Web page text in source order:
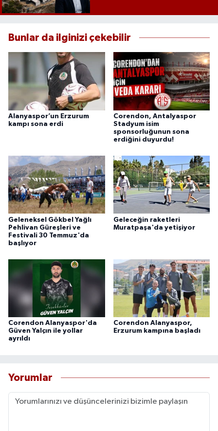
Bunlar da ilginizi çekebilir
Alanyaspor’un Erzurum
kampı sona erdi
Corendon, Antalyaspor
Stadyum isim
sponsorluğunun sona
erdiğini duyurdu!
Geleneksel Gökbel Yağlı
Pehlivan Güreşleri ve
Festivali 30 Temmuz'da
başlıyor
Geleceğin raketleri
Muratpaşa'da yetişiyor
Corendon Alanyaspor'da
Güven Yalçın ile yollar
ayrıldı
Corendon Alanyaspor,
Erzurum kampına başladı
Yorumlar